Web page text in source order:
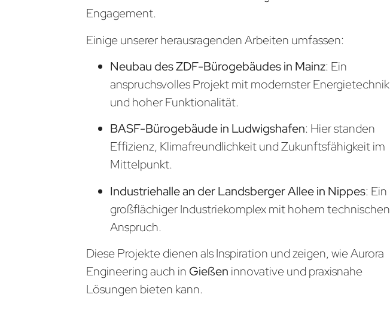
Engagement.
Einige unserer herausragenden Arbeiten umfassen:
Neubau des ZDF-Bürogebäudes in Mainz: Ein
anspruchsvolles Projekt mit modernster Energietechnik
und hoher Funktionalität.
BASF-Bürogebäude in Ludwigshafen: Hier standen
Effizienz, Klimafreundlichkeit und Zukunftsfähigkeit im
Mittelpunkt.
Industriehalle an der Landsberger Allee in Nippes: Ein
großflächiger Industriekomplex mit hohem technischen
Anspruch.
Diese Projekte dienen als Inspiration und zeigen, wie Aurora
Engineering auch in Gießen innovative und praxisnahe
Lösungen bieten kann.